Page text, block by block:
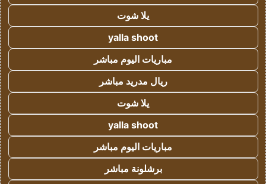
يلا شوت
yalla shoot
مباريات اليوم مباشر
ريال مدريد مباشر
يلا شوت
yalla shoot
مباريات اليوم مباشر
برشلونة مباشر